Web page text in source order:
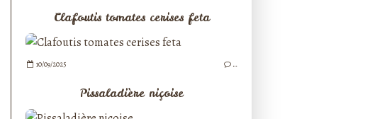
Clafoutis tomates cerises feta
10/09/2025 …
Pissaladière niçoise